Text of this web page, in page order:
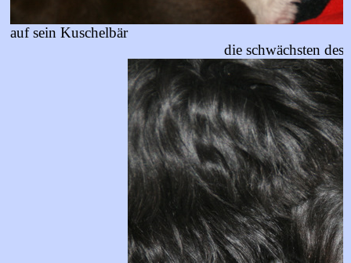
auf sein Kuschelbär
die schwächsten